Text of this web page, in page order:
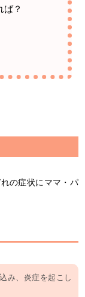
ば？
の症状にママ・パ
み、炎症を起こし